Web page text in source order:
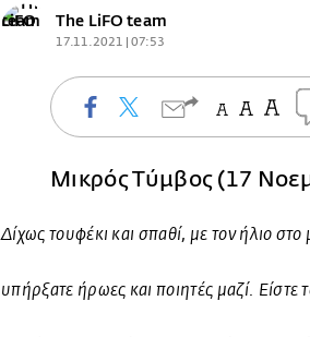
The LiFO team
17.11.2021 | 07:53
Μικρός Τύμβος (17
Δίχως τουφέκι και σπαθί, με τον ήλιο
υπήρξατε ήρωες και ποιητές μαζί. Είστε